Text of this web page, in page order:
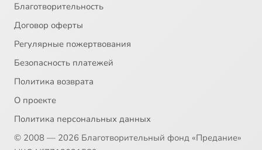
Благотворительность
Договор оферты
Регулярные пожертвования
Безопасность платежей
Политика возврата
О проекте
Политика персональных данных
© 2008 — 2026 Благотворительный фонд «Предание»